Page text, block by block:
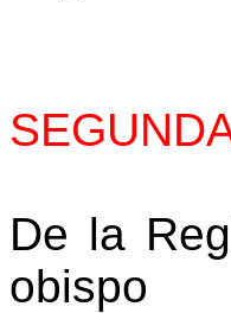
De la
obispo